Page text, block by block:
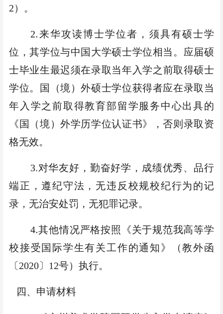
2）。
2. 来华攻读博士学位者，须具有硕士学
位 ，其学位与中国大学硕士学位相当。 应届硕
士毕业生最迟须在录取当年 入学之前取得硕士
学位。国（境）外硕士学位获得者应在录取当
年 入学之前取得教育部留学服务中心出具的
《国（境）外学历学位认证书》
，否则录取资
格无效。
3.对华友好，勤奋好学，成绩优秀、品行
端正，遵纪守法，无违反校规校纪行为的记
录，无治安处罚，无犯罪记录。
4.其他情况严格按照《关于规范我高等学
校接受国际学生有关工作的通知》
（教外函
〔2020〕 12号） 执行。
四、申请材料